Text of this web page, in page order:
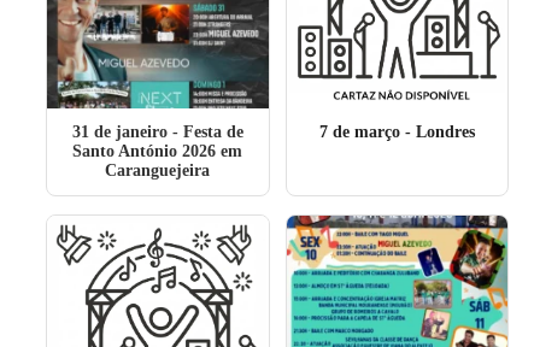
31 de janeiro- Festa de
Santo António 2026 em
Caranguejeira
7 de março- Londres